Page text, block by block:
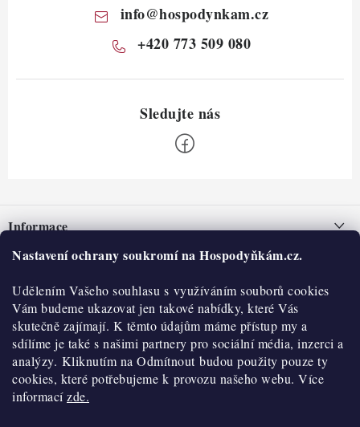
Nastavení ochrany soukromí na Hospodyňkám.cz.
Udělením Vašeho souhlasu s využíváním souborů cookies
Vám budeme ukazovat jen takové nabídky, které Vás
skutečně zajímají. K těmto údajům máme přístup my a
sdílíme je také s našimi partnery pro sociální média, inzerci a
analýzy. Kliknutím na Odmítnout budou použity pouze ty
cookies, které potřebujeme k provozu našeho webu. Více
informacízde.
info@hospodynkam.cz
+420 773 509 080
pInformace
Nepřevzetí zásilky na dobírku
Obchodní podmínky
Hodnocení obchodu
Blog
Moje objednávka
O nás
Historie
Kontakty
O nákupu
Reklamace a vratky
Výdejní místa